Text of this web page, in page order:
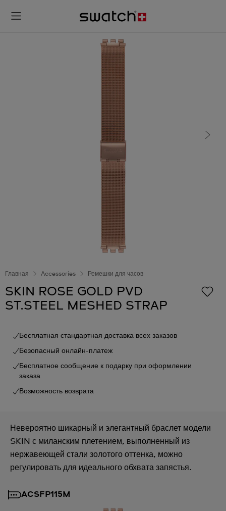
Главная Accessories Ремешки для часов
SKIN ROSE GOLD PVD
ST.STEEL MESHED STRAP
Бесплатная стандартная доставка всех заказов
Безопасный онлайн-платеж
Бесплатное сообщение к подарку при оформлении
заказа
Возможность возврата
Невероятно шикарный и элегантный браслет модели
SKIN с миланским плетением, выполненный из
нержавеющей стали золотого оттенка, можно
регулировать для идеального обхвата запястья.
ACSFP115M